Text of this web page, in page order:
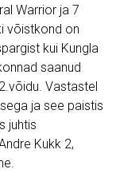
Warrior ja 7
võistkond on
kui Kungla
saanud
Vastastel
ja see paistis
juhtis
Kukk 2,